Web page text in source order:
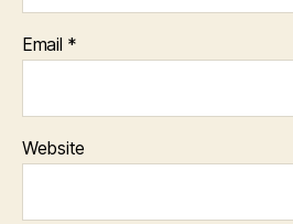
Email *
Website